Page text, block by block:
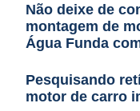
Não deixe de
montagem de
Água Funda
Pesquisando
motor de carro